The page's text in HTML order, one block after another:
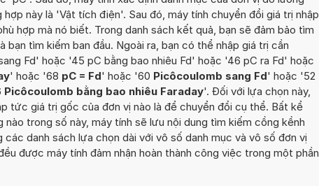
này là 'Vật tích điện'. Sau đó, máy tính chuyển đổi giá trị nhập
hợp mà nó biết. Trong danh sách kết quả, bạn sẽ đảm bảo tìm
bạn tìm kiếm ban đầu. Ngoài ra, bạn có thể nhập giá trị cần
Fd' hoặc '45 pC bằng bao nhiêu Fd' hoặc '46 pC ra Fd' hoặc
' hoặc '68 pC = Fd' hoặc '60 Picôcoulomb sang Fd' hoặc '52
Picôcoulomb bằng bao nhiêu Faraday'. Đối với lựa chọn này,
tức giá trị gốc của đơn vị nào là để chuyển đổi cụ thể. Bất kể
nào trong số này, máy tính sẽ lưu nội dung tìm kiếm cồng kềnh
danh sách lựa chọn dài với vô số danh mục và vô số đơn vị
được máy tính đảm nhận hoàn thành công việc trong một phần